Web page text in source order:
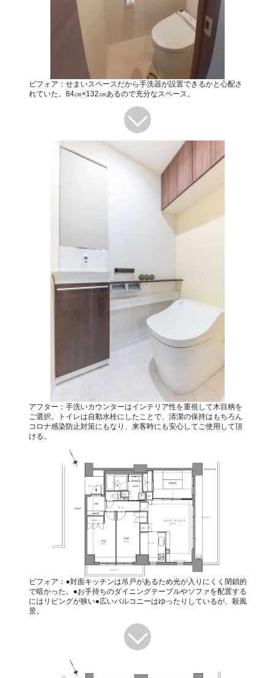
ビフォア：せまいスペースだから手洗器が設置できるかと心配さ
れていた。84㎝×132㎝あるので充分なスペース。
アフター：手洗いカウンターはインテリア性を重視して木目柄を
ご選択。トイレは自動水栓にしたことで、清潔の保持はもちろん
コロナ感染防止対策にもなり、来客時にも安心してご使用して頂
ける。
ビフォア：●対面キッチンは吊戸があるため光が入りにくく閉鎖的
で暗かった。●お手持ちのダイニングテーブルやソファを配置する
にはリビングが狭い●広いバルコニーはゆったりしているが、殺風
景。